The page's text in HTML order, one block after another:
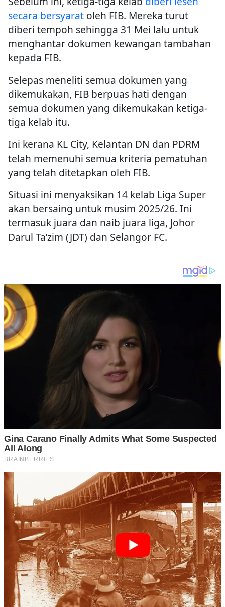
secara bersyarat oleh FIB. Mereka turut
diberi tempoh sehingga 31 Mei lalu untuk
menghantar dokumen kewangan tambahan
kepada FIB.
Selepas meneliti semua dokumen yang
dikemukakan, FIB berpuas hati dengan
semua dokumen yang dikemukakan ketiga-
tiga kelab itu.
Ini kerana KL City, Kelantan DN dan PDRM
telah memenuhi semua kriteria pematuhan
yang telah ditetapkan oleh FIB.
Situasi ini menyaksikan 14 kelab Liga Super
akan bersaing untuk musim 2025/26. Ini
termasuk juara dan naib juara liga, Johor
Darul Ta’zim (JDT) dan Selangor FC.